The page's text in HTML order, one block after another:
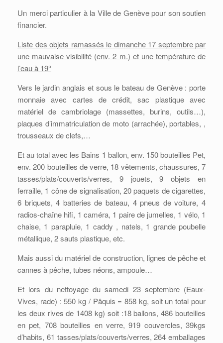
Un merci particulier à la Ville de Genève pour son soutien
financier.
Liste des objets ramassés le dimanche 17 septembre par
une mauvaise visibilité (env. 2 m.) et une température de
l’eau à 19°
Vers le jardin anglais et sous le bateau de Genève : porte
monnaie avec cartes de crédit, sac plastique avec
matériel de cambriolage (massettes, burins, outils…),
plaques d’immatriculation de moto (arrachée), portables, ,
trousseaux de clefs,…
Et au total avec les Bains 1 ballon, env. 150 bouteilles Pet,
env. 200 bouteilles de verre, 18 vêtements, chaussures, 7
tasses/plats/couverts/verres, 9 jouets, 9 objets en
ferraille, 1 cône de signalisation, 20 paquets de cigarettes,
6 briquets, 4 batteries de bateau, 4 pneus de voiture, 4
radios-chaîne hifi, 1 caméra, 1 paire de jumelles, 1 vélo, 1
chaise, 1 parapluie, 1 caddy , natels, 1 grande poubelle
métallique, 2 sauts plastique, etc.
Mais aussi du matériel de construction, lignes de pêche et
cannes à pêche, tubes néons, ampoule…
Et lors du nettoyage du samedi 23 septembre (Eaux-
Vives, rade) : 550 kg / Pâquis = 858 kg, soit un total pour
les deux rives de 1408 kg) soit :18 ballons, 486 bouteilles
en pet, 708 bouteilles en verre, 919 couvercles, 39kgs
d’habits, 61 tasses/plats/couverts/verres, 264 emballages